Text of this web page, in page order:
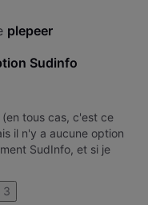
plepeer
Sudinfo
(en tous cas, c'est ce
il n'y a aucune option
SudInfo, et si je
chose m'a échappé
3